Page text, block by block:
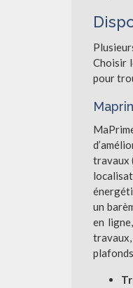
Choisir
pour
travaux
un
en